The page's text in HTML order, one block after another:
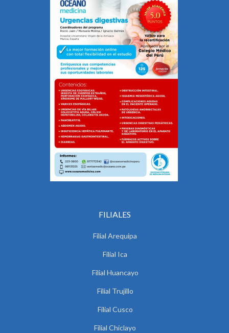
FILIALES
Filial Arequipa
Filial Ica
Filial Huancayo
Filial Trujillo
Filial Cusco
Filial Chiclayo